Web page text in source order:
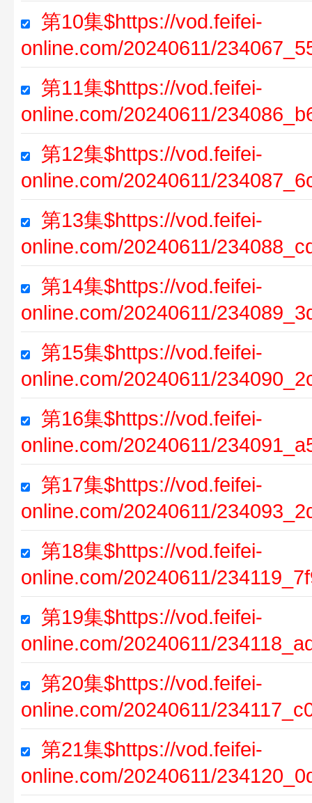
第10集$https://vod.feifei-
online.com/20240611/
第11集$https://vod.feifei-
online.com/20240611/
第12集$https://vod.feifei-
online.com/20240611/
第13集$https://vod.feifei-
online.com/20240611/
第14集$https://vod.feifei-
online.com/20240611/
第15集$https://vod.feifei-
online.com/20240611/
第16集$https://vod.feifei-
online.com/20240611/
第17集$https://vod.feifei-
online.com/20240611/
第18集$https://vod.feifei-
online.com/20240611/
第19集$https://vod.feifei-
online.com/20240611/
第20集$https://vod.feifei-
online.com/20240611/
第21集$https://vod.feifei-
online.com/20240611/